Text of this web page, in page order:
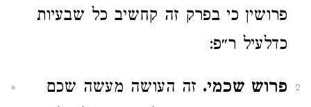
פרושין כי בפרק זה קחשיב כל שבעיות
כדלעיל ר״פ:
2 פרוש שכמי. זה העושה מעשה שכם